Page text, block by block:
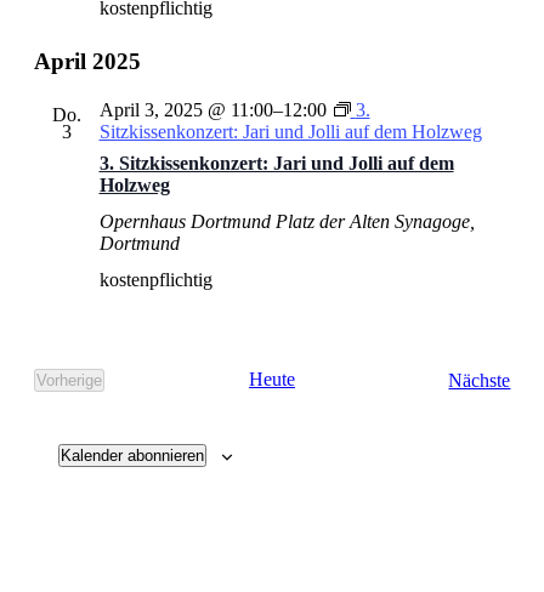
kostenpflichtig
April 2025
Do.
3
3. Sitzkissenkonzert: Jari und Jolli auf dem
Holzweg
April 3, 2025 @ 11:00–12:00
3.
Sitzkissenkonzert: Jari und Jolli auf dem Holzweg
Opernhaus Dortmund Platz der Alten Synagoge,
Dortmund
kostenpflichtig
Vorherige
Veranstaltungen
Heute Nächste
Kalender abonnieren